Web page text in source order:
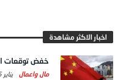
اخبار الاكثر مشاهدة
خفض توقعات
مال واعمال يناير 5, 2025